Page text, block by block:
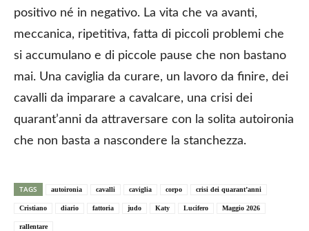
positivo né in negativo. La vita che va avanti,
meccanica, ripetitiva, fatta di piccoli problemi che
si accumulano e di piccole pause che non bastano
mai. Una caviglia da curare, un lavoro da finire, dei
cavalli da imparare a cavalcare, una crisi dei
quarant’anni da attraversare con la solita autoironia
che non basta a nascondere la stanchezza.
TAGS autoironia cavalli caviglia corpo crisi dei quarant’anni
Cristiano diario fattoria judo Katy Lucifero Maggio 2026
rallentare